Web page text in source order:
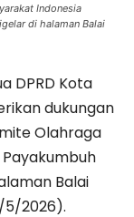
Indonesia
di halaman Balai
DPRD Kota
dukungan
Olahraga
Balai
5/2026).